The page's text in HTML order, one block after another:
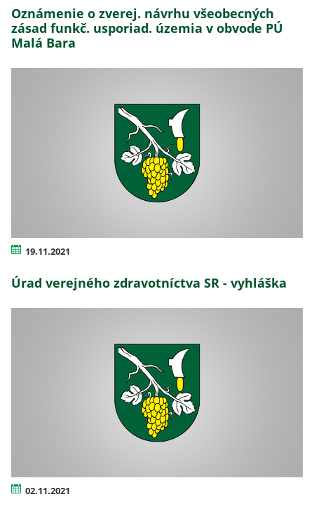
Oznámenie o zverej. návrhu všeobecných
zásad funkč. usporiad. územia v obvode PÚ
Malá Bara
19.11.2021
Úrad verejného zdravotníctva SR - vyhláška
02.11.2021